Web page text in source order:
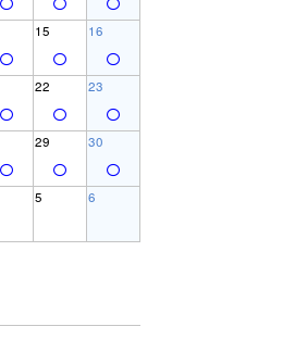
15 16
22 23
29 30
5 6